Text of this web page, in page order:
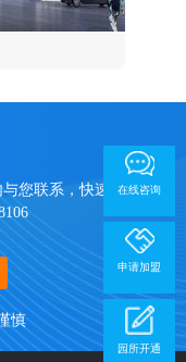
您联系，快速开通请拨
慎
在线咨询
申请加盟
园所开通